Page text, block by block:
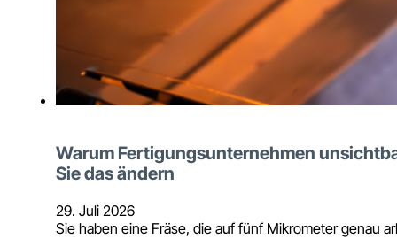
Warum Fertigungsunternehmen
Sie das ändern
29. Juli 2026
Sie haben eine Fräse, die auf fünf Mikrometer genau